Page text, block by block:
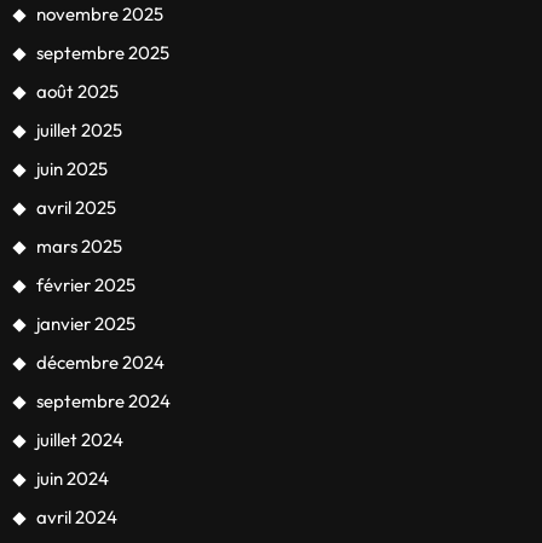
novembre 2025
septembre 2025
août 2025
juillet 2025
juin 2025
avril 2025
mars 2025
février 2025
janvier 2025
décembre 2024
septembre 2024
juillet 2024
juin 2024
avril 2024